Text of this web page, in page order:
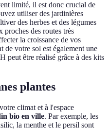
limité, il est donc crucial de
utiliser des jardinières
des herbes et des légumes
proches des routes très
la croissance de vos
de votre sol est également une
peut être réalisé grâce à des kits
plantes
climat et à l'espace
bio en ville. Par exemple, les
la menthe et le persil sont